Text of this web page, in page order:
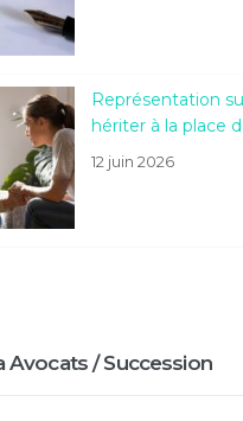
Représentation
hériter à la place
12 juin 2026
Avocats / Succession